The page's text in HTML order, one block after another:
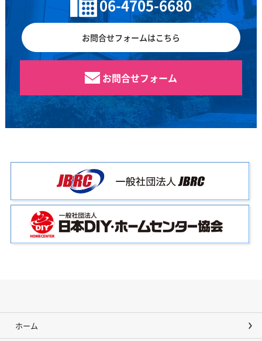
06-4705-6680
お問合せフォームはこちら
お問合せフォーム
ホーム